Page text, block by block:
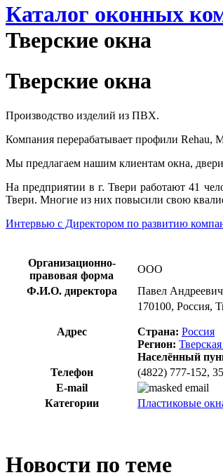
Каталог оконных
Тверские окна
Тверские окна
Производство изделий из ПВХ.
Компания перерабатывает профили Rehau,
Мы предлагаем нашим клиентам окна,
На предприятии в г. Твери работают 41
Твери. Многие из них повысили свою
Интервью с Директором по развитию
Организационно-
правовая форма
ООО
Ф.И.О. директора
Павел Андреевич
Адрес
170100, Россия,
Страна: Россия
Регион:
Населённый
Телефон
(4822) 777-152,
E-mail
Категории
Пластиковые
Новости по теме